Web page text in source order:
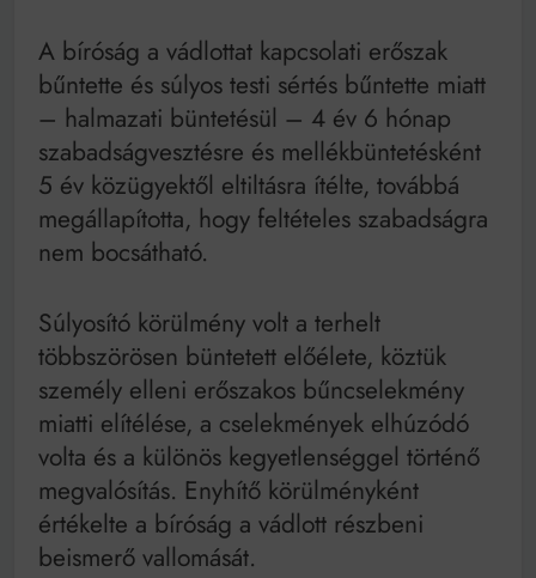
A bíróság a vádlottat kapcsolati erőszak
bűntette és súlyos testi sértés bűntette miatt
– halmazati büntetésül – 4 év 6 hónap
szabadságvesztésre és mellékbüntetésként
5 év közügyektől eltiltásra ítélte, továbbá
megállapította, hogy feltételes szabadságra
nem bocsátható.
Súlyosító körülmény volt a terhelt
többszörösen büntetett előélete, köztük
személy elleni erőszakos bűncselekmény
miatti elítélése, a cselekmények elhúzódó
volta és a különös kegyetlenséggel történő
megvalósítás. Enyhítő körülményként
értékelte a bíróság a vádlott részbeni
beismerő vallomását.